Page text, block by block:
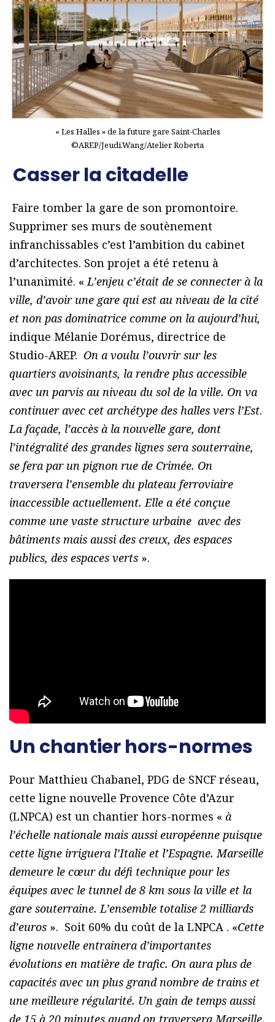
« Les Halles » de la future gare Saint-Charles
©AREP/Jeudi.Wang/Atelier Roberta
Casser la citadelle
Faire tomber la gare de son promontoire.
Supprimer ses murs de soutènement
infranchissables c’est l’ambition du cabinet
d’architectes. Son projet a été retenu à
l’unanimité. «L’enjeu c’était de se connecter à la
ville, d’avoir une gare qui est au niveau de la cité
et non pas dominatrice comme on la aujourd’hui,
indique Mélanie Dorémus, directrice de
Studio-AREP. On a voulu l’ouvrir sur les
quartiers avoisinants, la rendre plus accessible
avec un parvis au niveau du sol de la ville. On va
continuer avec cet archétype des halles vers l’Est.
La façade, l’accès à la nouvelle gare, dont
l’intégralité des grandes lignes sera souterraine,
se fera par un pignon rue de Crimée. On
traversera l’ensemble du plateau ferroviaire
inaccessible actuellement. Elle a été conçue
comme une vaste structure urbaine avec des
bâtiments mais aussi des creux, des espaces
publics, des espaces verts ».
Un chantier hors-normes
Pour Matthieu Chabanel, PDG de SNCF réseau,
cette ligne nouvelle Provence Côte d’Azur
(LNPCA) est un chantier hors-normes « à
l’échelle nationale mais aussi européenne puisque
cette ligne irriguera l’Italie et l’Espagne. Marseille
demeure le cœur du défi technique pour les
équipes avec le tunnel de 8 km sous la ville et la
gare souterraine. L’ensemble totalise 2 milliards
d’euros ». Soit 60% du coût de la LNPCA . «Cette
ligne nouvelle entrainera d’importantes
évolutions en matière de trafic. On aura plus de
capacités avec un plus grand nombre de trains et
une meilleure régularité. Un gain de temps aussi
de 15 à 20 minutes quand on traversera Marseille.